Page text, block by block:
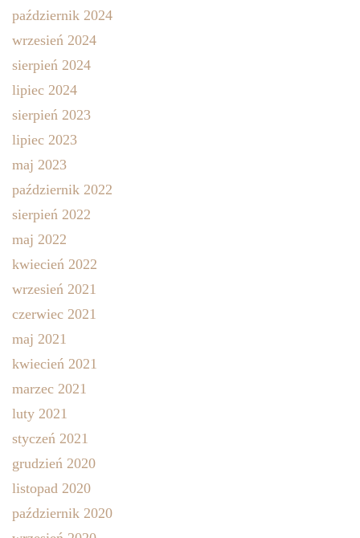
październik 2024
wrzesień 2024
sierpień 2024
lipiec 2024
sierpień 2023
lipiec 2023
maj 2023
październik 2022
sierpień 2022
maj 2022
kwiecień 2022
wrzesień 2021
czerwiec 2021
maj 2021
kwiecień 2021
marzec 2021
luty 2021
styczeń 2021
grudzień 2020
listopad 2020
październik 2020